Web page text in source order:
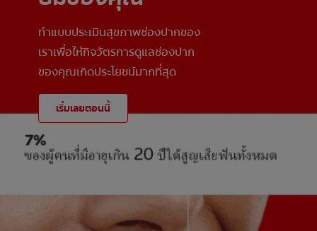
ทำแบบประเมินสุขภาพช่องปากของ
เราเพื่อให้กิจวัตรการดูแลช่องปาก
ของคุณเกิดประโยชน์มากที่สุด
เริ่มเลยตอนนี้